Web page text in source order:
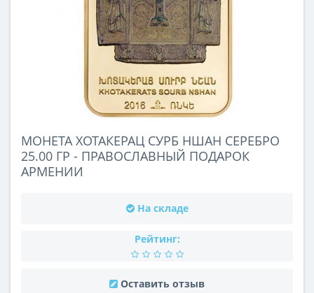
МОНЕТА ХОТАКЕРАЦ СУРБ НШАН СЕРЕБРО
25.00 ГР - ПРАВОСЛАВНЫЙ ПОДАРОК
АРМЕНИИ
На складе
Рейтинг:
Оставить отзыв